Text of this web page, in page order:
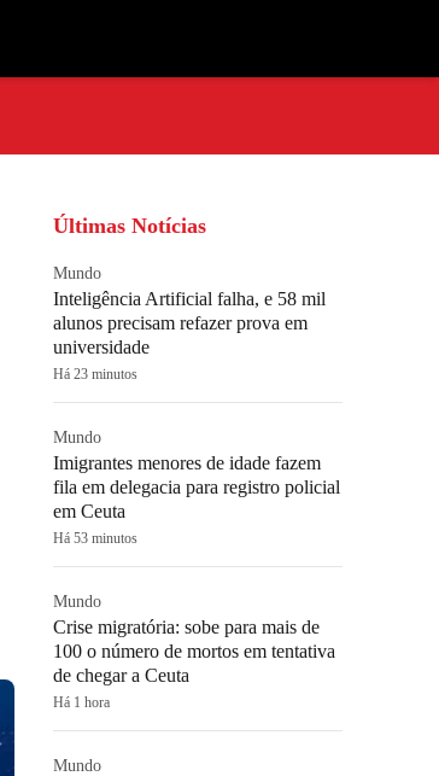
Últimas Notícias
Mundo
Inteligência Artificial falha, e 58 mil
alunos precisam refazer prova em
universidade
Há 23 minutos
Mundo
Imigrantes menores de idade fazem
fila em delegacia para registro policial
em Ceuta
Há 53 minutos
Mundo
Crise migratória: sobe para mais de
100 o número de mortos em tentativa
de chegar a Ceuta
Há 1 hora
Mundo